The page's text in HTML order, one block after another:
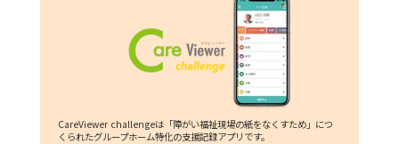
CareViewer challengeは「障がい福祉現場の紙をなくすため」につ
くられたグループホーム特化の支援記録アプリです。